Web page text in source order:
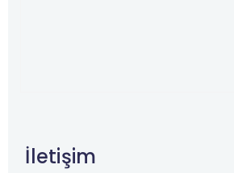
İletişim